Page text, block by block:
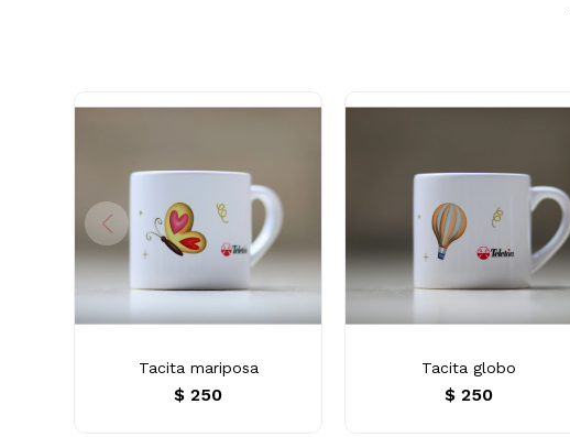
Tacita mariposa
$ 250
Tacita globo
$ 250